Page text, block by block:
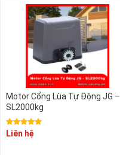
Motor Cổng Lùa Tự Động JG –
SL2000kg
Liên hệ